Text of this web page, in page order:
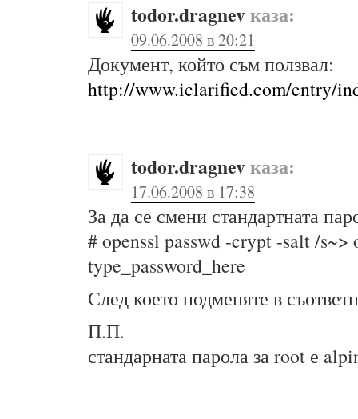
todor.dragnevказа:
09.06.2008 в 20:21
Документ, който съм ползвал:
http://www.iclarified.com/entry/
todor.dragnevказа:
17.06.2008 в 17:38
За да се смени стандартната
# openssl passwd -crypt -salt /s~>
type_password_here
След което подменяте в
П.П.
стандарната парола за root е